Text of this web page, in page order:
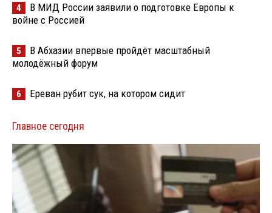
4
В МИД России заявили о подготовке Европы к
войне с Россией
5
В Абхазии впервые пройдёт масштабный
молодёжный форум
6 Ереван рубит сук, на котором сидит
Главное сегодня